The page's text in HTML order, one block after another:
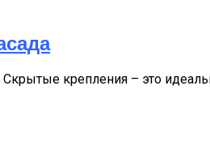
крепления – это